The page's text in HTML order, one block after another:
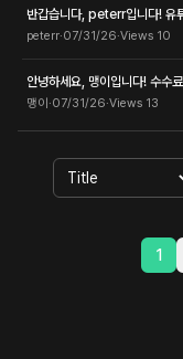
반갑습니다, peterr입니다! 유
peterr·07/31/26·Views 10
안녕하세요, 맹이입니다! 수수
맹이·07/31/26·Views 13
1